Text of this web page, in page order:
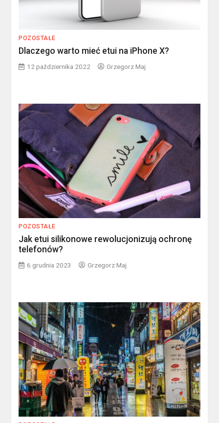
POZOSTAŁE
Dlaczego warto mieć etui na iPhone X?
12 października 2022 Grzegorz Maj
POZOSTAŁE
Jak etui silikonowe rewolucjonizują ochronę
telefonów?
6 grudnia 2023 Grzegorz Maj